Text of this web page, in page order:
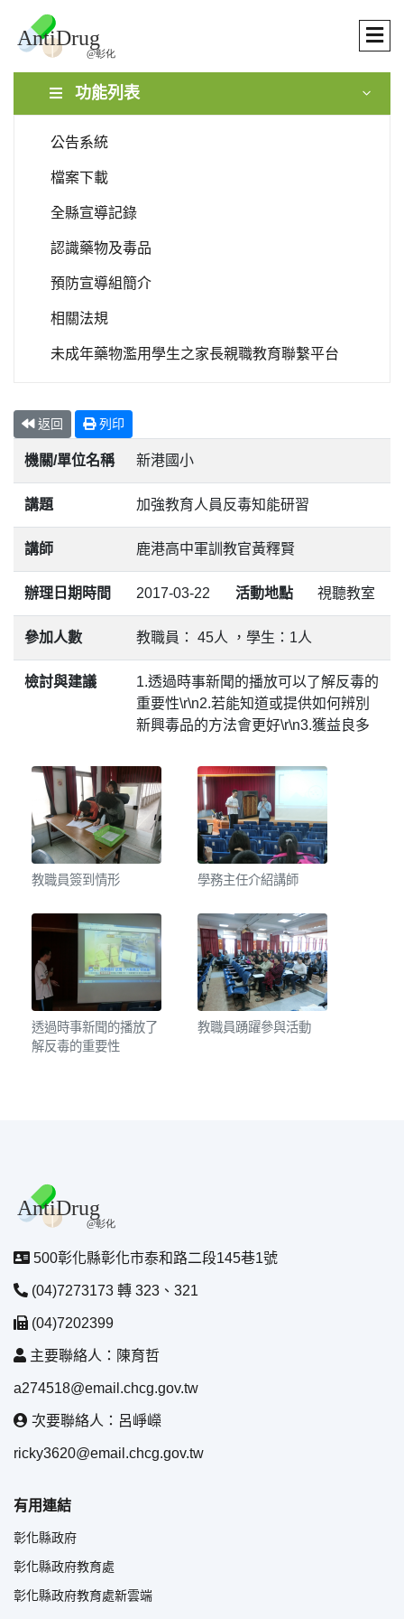
功能列表
公告系統
檔案下載
全縣宣導記錄
認識藥物及毒品
預防宣導組簡介
相關法規
未成年藥物濫用學生之家長親職教育聯繫平台
返回 列印
機關/單位名稱 新港國小
講題 加強教育人員反毒知能研習
講師 鹿港高中軍訓教官黃釋賢
辦理日期時間 2017-03-22 活動地點 視聽教室
參加人數 教職員： 45人 ，學生：1人
檢討與建議
1.透過時事新聞的播放可以了解反毒的
重要性\r\n2.若能知道或提供如何辨別
新興毒品的方法會更好\r\n3.獲益良多
教職員簽到情形 學務主任介紹講師
透過時事新聞的播放了
解反毒的重要性
教職員踴躍參與活動
500彰化縣彰化市泰和路二段145巷1號
(04)7273173 轉 323、321
(04)7202399
主要聯絡人：陳育哲
a274518@email.chcg.gov.tw
次要聯絡人：呂崢嶸
ricky3620@email.chcg.gov.tw
有用連結
彰化縣政府
彰化縣政府教育處
彰化縣政府教育處新雲端